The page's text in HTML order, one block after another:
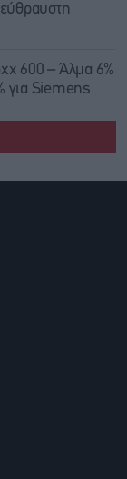
600 – Άλμα 6%
για Siemens